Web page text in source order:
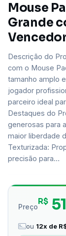
Mouse
Grande
Descrição do
com o Mouse
tamanho amplo
jogador
parceiro ideal
Destaques do
generosas para
maior liberdade
Texturizada:
precisão para…
Preço
R$
ou 12x de